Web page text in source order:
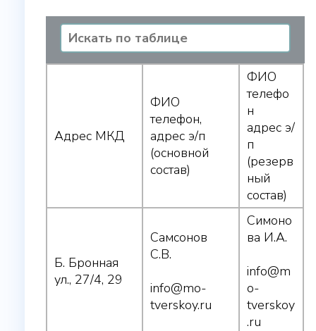
Адрес МКД
ФИО
телефон,
адрес э/п
(основной
состав)
ФИО
телефо
н
адрес э/
п
(резерв
ный
состав)
Б. Бронная
ул., 27/4, 29
Самсонов
С.В.
info@mo-
tverskoy.ru
Симоно
ва И.А.
info@m
o-
tverskoy
.ru